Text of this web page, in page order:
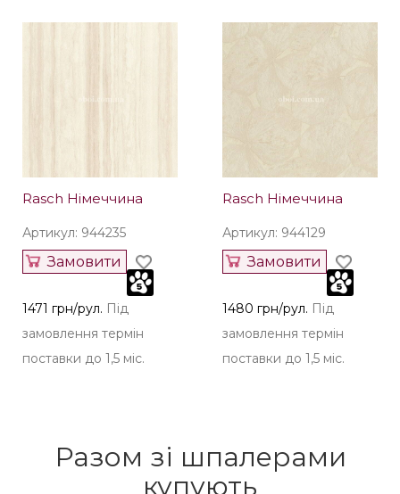
Rasch Німеччина
Артикул: 944235
Замовити
1471 грн/рул. Під
замовлення термін
поставки до 1,5 міс.
Rasch Німеччина
Артикул: 944129
Замовити
1480 грн/рул. Під
замовлення термін
поставки до 1,5 міс.
Разом зі шпалерами
купують